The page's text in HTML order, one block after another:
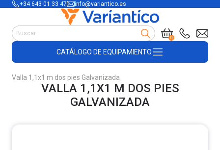
+34 643 01 33 47 info@variantico.es
0
CATÁLOGO DE EQUIPAMIENTO
Accesorios para carretillas
Útiles de almacén
Productos de plástico y madera
Encofrado
Valla 1,1x1 m dos pies Galvanizada
VALLA 1,1X1 M DOS PIES
GALVANIZADA